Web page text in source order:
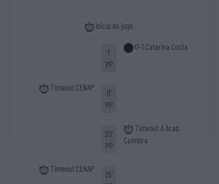
Início do jogo.
1'
1ªP
0-1 Catarina Costa
Timeout CENAP
11'
1ªP
20'
1ªP
Timeout A Acad.
Coimbra
Timeout CENAP
25'